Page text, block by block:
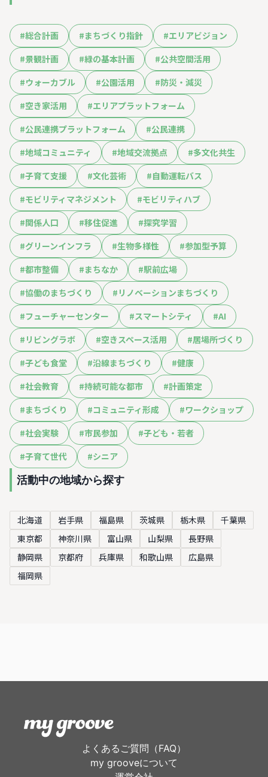
#総合計画 #まちづくり指針 #エリアビジョン
#景観計画 #緑の基本計画 #公共空間活用
#ウォーカブル #公園活用 #防災・減災
#空き家活用 #エリアプラットフォーム
#公民連携プラットフォーム #公民連携
#地域コミュニティ #地域交流拠点 #多文化共生
#子育て支援 #文化芸術 #自動運転バス
#モビリティマネジメント #モビリティハブ
#関係人口 #移住促進 #探究学習
#グリーンインフラ #生物多様性 #参加型予算
#都市整備 #まちなか #駅前広場
#協働のまちづくり # リノベーションまちづくり
#フューチャーセンター #スマートシティ #AI
# リビングラボ #空きスペース活用 #居場所づくり
#子ども食堂 #沿線まちづくり #健康
#社会教育 #持続可能な都市 #計画策定
#まちづくり #コミュニティ形成 #ワークショップ
#社会実験 #市民参加 #子ども・若者
#子育て世代 #シニア
活動中の地域から探す
北海道 岩手県 福島県 茨城県 栃木県
千葉県
東京都
神奈川県 富山県 山梨県
長野県
静岡県
京都府 兵庫県 和歌山県
広島県
福岡県
よくあるご質問（FAQ）
my grooveについて